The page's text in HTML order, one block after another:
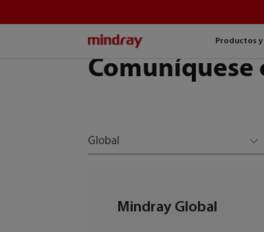
Productos y
Comuníquese
Global
Mindray Global